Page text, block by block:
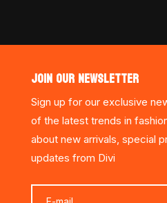
JOIN OUR NEWSLETTER
Sign up for our exclusive
of the latest trends in
about new arrivals, special
updates from Divi